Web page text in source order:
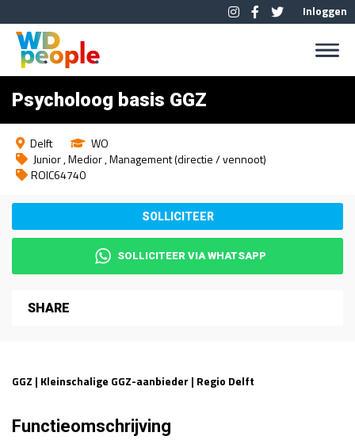
Inloggen
Psycholoog basis GGZ
Delft
WO
Junior Medior Management (directie / vennoot)
ROIC64740
SOLLICITEER VIA WHATSAPP
SHARE
GGZ | Kleinschalige GGZ-aanbieder | Regio Delft
Functieomschrijving